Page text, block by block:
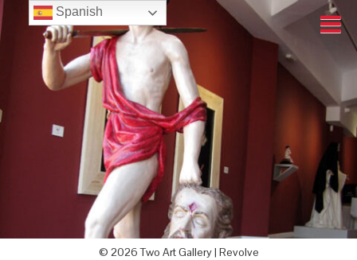
Spanish
© 2026 Two Art Gallery | Revolve